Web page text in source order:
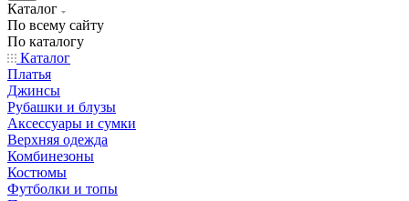
Каталог
По всему сайту
По каталогу
Каталог
Платья
Джинсы
Рубашки и блузы
Аксессуары и сумки
Верхняя одежда
Комбинезоны
Костюмы
Футболки и топы